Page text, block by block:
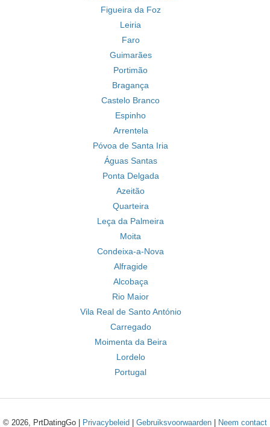
Figueira da Foz
Leiria
Faro
Guimarães
Portimão
Bragança
Castelo Branco
Espinho
Arrentela
Póvoa de Santa Iria
Águas Santas
Ponta Delgada
Azeitão
Quarteira
Leça da Palmeira
Moita
Condeixa-a-Nova
Alfragide
Alcobaça
Rio Maior
Vila Real de Santo António
Carregado
Moimenta da Beira
Lordelo
Portugal
© 2026, PrtDatingGo | Privacybeleid Gebruiksvoorwaarden Neem contact